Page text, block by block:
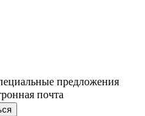
предложения
почта